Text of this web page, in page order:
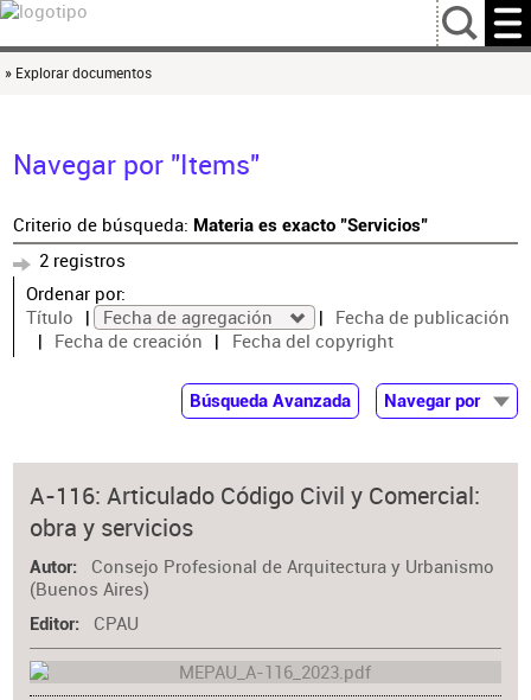
…
» Explorar documentos
Navegar por "Items"
Criterio de búsqueda: Materia es exacto "Servicios"
2 registros
Ordenar por:
Título
Fecha de agregación
Fecha de publicación
Fecha de creación
Fecha del copyright
Búsqueda Avanzada
Navegar por
Autor
Colaborador
A-116: Articulado Código Civil y Comercial:
obra y servicios
Autor
Consejo Profesional de Arquitectura y Urbanismo
(Buenos Aires)
Editor CPAU